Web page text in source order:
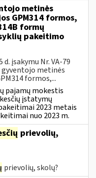
metinės
GPM314 formos,
formų
pakeitimo
įsakymu Nr. VA-79
metinės
formos,...
pajamų mokestis
įstatymų
2023 metais
nuo 2023 m.
prievolių,
prievolių, skolų?